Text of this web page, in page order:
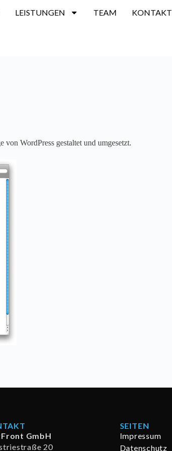
LEISTUNGEN TEAM KONTAKT
von WordPress gestaltet und umgesetzt.
GmbH
20
SEITEN
Impressum
Datenschutz